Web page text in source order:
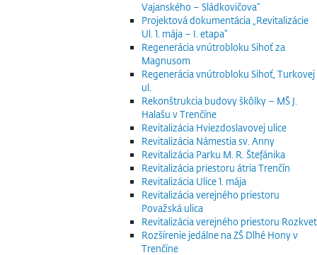
Vajanského – Sládkovičova“
Projektová dokumentácia „Revitalizácie
Ul. 1. mája – I. etapa“
Regenerácia vnútrobloku Sihoť za
Magnusom
Regenerácia vnútrobloku Sihoť, Turkovej
ul.
Rekonštrukcia budovy škôlky – MŠ J.
Halašu v Trenčíne
Revitalizácia Hviezdoslavovej ulice
Revitalizácia Námestia sv. Anny
Revitalizácia Parku M. R. Štefánika
Revitalizácia priestoru átria Trenčín
Revitalizácia Ulice 1. mája
Revitalizácia verejného priestoru
Považská ulica
Revitalizácia verejného priestoru Rozkvet
Rozšírenie jedálne na ZŠ Dlhé Hony v
Trenčíne